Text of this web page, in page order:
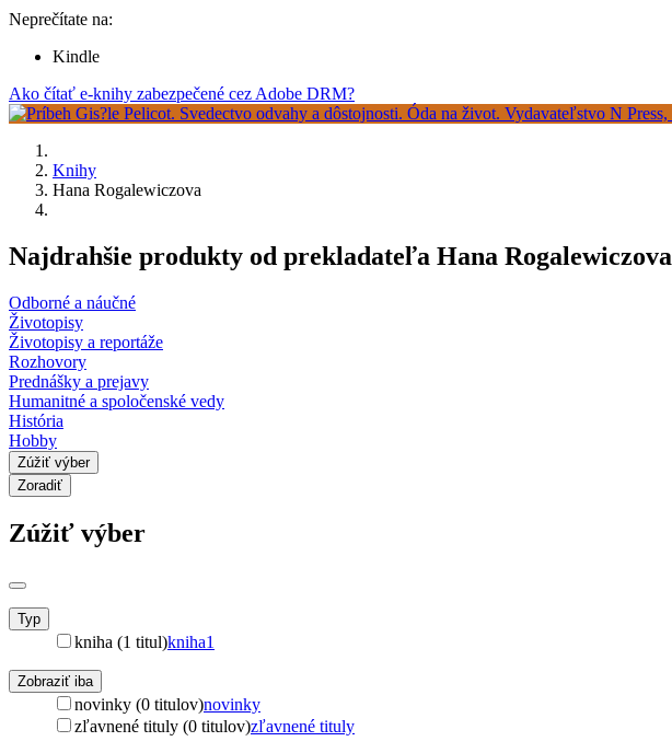
Neprečítate na:
Kindle
Ako čítať e-knihy zabezpečené cez Adobe DRM?
Knihy
Hana Rogalewiczova
Najdrahšie produkty od prekladateľa Hana Rogalewiczova
Odborné a náučné
Životopisy
Životopisy a reportáže
Rozhovory
Prednášky a prejavy
Humanitné a spoločenské vedy
História
Hobby
Zúžiť výber
Zoradiť
Zúžiť výber
Typ
kniha (1 titul)kniha1
Zobraziť iba
novinky (0 titulov)novinky
zľavnené tituly (0 titulov)zľavnené tituly